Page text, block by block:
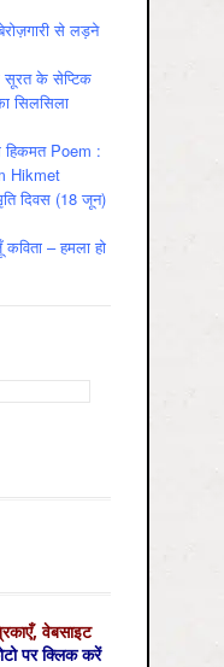
से लड़ने
सूरत के सेप्टिक
सिलसिला
हिकमत Poem :
Hikmet
दिवस (18 जून)
– हमला हो
वेबसाइट
पर क्लिक करें